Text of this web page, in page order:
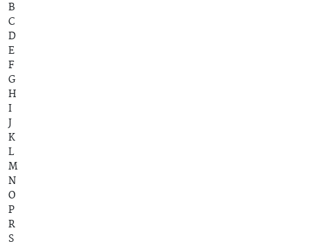
B
C
D
E
F
G
H
I
J
K
L
M
N
O
P
R
S